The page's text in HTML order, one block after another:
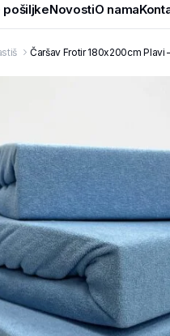
pošiljkeNovostiO nama
Čaršav Frotir 180x200cm Plavi